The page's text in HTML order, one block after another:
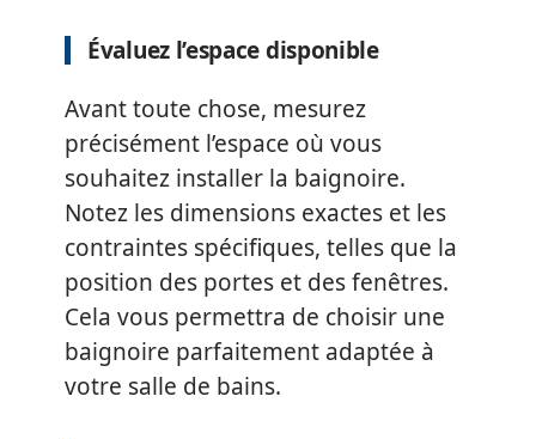
Évaluez l’espace disponible
Avant toute chose, mesurez
précisément l’espace où vous
souhaitez installer la baignoire.
Notez les dimensions exactes et les
contraintes spécifiques, telles que la
position des portes et des fenêtres.
Cela vous permettra de choisir une
baignoire parfaitement adaptée à
votre salle de bains.